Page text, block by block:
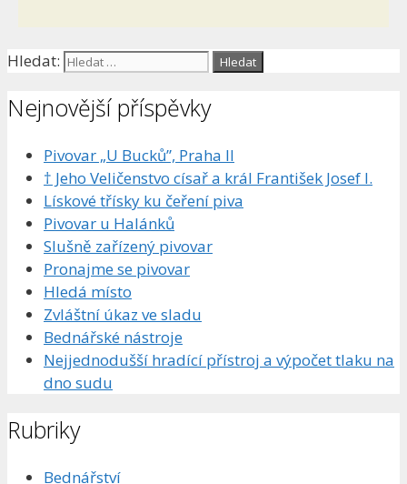
Hledat:
Nejnovější příspěvky
Pivovar „U Bucků”, Praha II
† Jeho Veličenstvo císař a král František Josef I.
Lískové třísky ku čeření piva
Pivovar u Halánků
Slušně zařízený pivovar
Pronajme se pivovar
Hledá místo
Zvláštní úkaz ve sladu
Bednářské nástroje
Nejjednodušší hradící přístroj a výpočet tlaku na
dno sudu
Rubriky
Bednářství